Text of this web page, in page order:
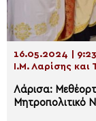
16.05.2024 | 9:23
Ι.Μ. Λαρίσης
Λάρισα:
Μητροπολιτικό